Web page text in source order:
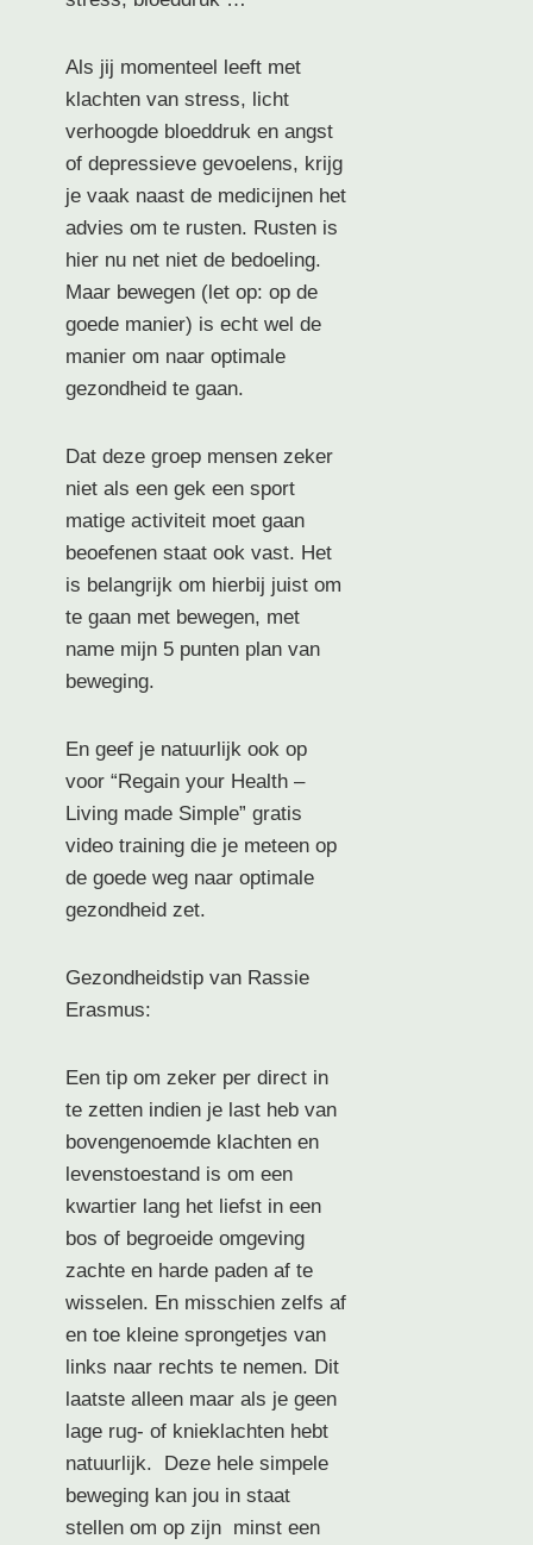
Als jij momenteel leeft met
klachten van stress, licht
verhoogde bloeddruk en angst
of depressieve gevoelens, krijg
je vaak naast de medicijnen het
advies om te rusten. Rusten is
hier nu net niet de bedoeling.
Maar bewegen (let op: op de
goede manier) is echt wel de
manier om naar optimale
gezondheid te gaan.
Dat deze groep mensen zeker
niet als een gek een sport
matige activiteit moet gaan
beoefenen staat ook vast. Het
is belangrijk om hierbij juist om
te gaan met bewegen, met
name mijn 5 punten plan van
beweging.
En geef je natuurlijk ook op
voor “Regain your Health –
Living made Simple” gratis
video training die je meteen op
de goede weg naar optimale
gezondheid zet.
Gezondheidstip van Rassie
Erasmus:
Een tip om zeker per direct in
te zetten indien je last heb van
bovengenoemde klachten en
levenstoestand is om een
kwartier lang het liefst in een
bos of begroeide omgeving
zachte en harde paden af te
wisselen. En misschien zelfs af
en toe kleine sprongetjes van
links naar rechts te nemen. Dit
laatste alleen maar als je geen
lage rug- of knieklachten hebt
natuurlijk. Deze hele simpele
beweging kan jou in staat
stellen om op zijn minst een